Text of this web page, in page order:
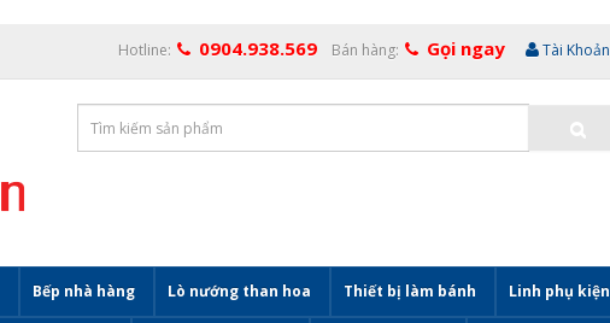
Hotline: 0904.938.569 Bán hàng: Gọi ngay Tài Khoản
Bếp nhà hàng Lò nướng than hoa Thiết bị làm bánh Linh phụ kiện